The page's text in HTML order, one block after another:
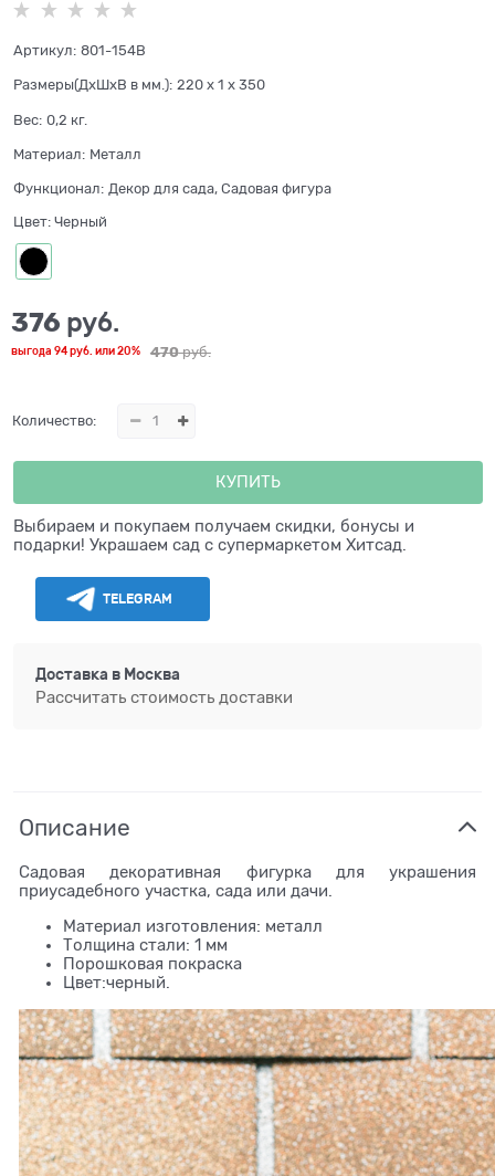
Артикул: 801-154B
Размеры(ДхШхВ в мм.): 220 x 1 x 350
Вес: 0,2 кг.
Материал: Металл
Функционал: Декор для сада, Садовая фигура
Цвет: Черный
470 руб.
376 руб.
выгода 94 руб. или20%
Количество:
КУПИТЬ
Выбираем и покупаем получаем скидки, бонусы и
подарки! Украшаем сад с супермаркетом Хитсад.
TELEGRAM
Доставка в Москва
Рассчитать стоимость доставки
Описание
Садовая декоративная фигурка для украшения
приусадебного участка, сада или дачи.
Материал изготовления: металл
Толщина стали: 1 мм
Порошковая покраска
Цвет:черный.